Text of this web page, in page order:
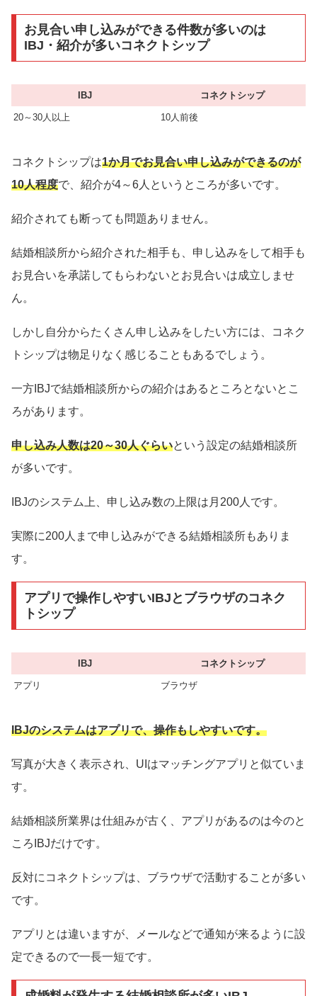
お見合い申し込みができる件数が多いのは
IBJ・紹介が多いコネクトシップ
IBJ コネクトシップ
20～30人以上 10人前後
コネクトシップは1か月でお見合い申し込みができるのが
10人程度で、紹介が4～6人というところが多いです。
紹介されても断っても問題ありません。
結婚相談所から紹介された相手も、申し込みをして相手も
お見合いを承諾してもらわないとお見合いは成立しませ
ん。
しかし自分からたくさん申し込みをしたい方には、コネク
トシップは物足りなく感じることもあるでしょう。
一方IBJで結婚相談所からの紹介はあるところとないとこ
ろがあります。
申し込み人数は20～30人ぐらいという設定の結婚相談所
が多いです。
IBJのシステム上、申し込み数の上限は月200人です。
実際に200人まで申し込みができる結婚相談所もありま
す。
アプリで操作しやすいIBJとブラウザのコネク
トシップ
IBJ コネクトシップ
アプリ ブラウザ
IBJのシステムはアプリで、操作もしやすいです。
写真が大きく表示され、UIはマッチングアプリと似ていま
す。
結婚相談所業界は仕組みが古く、アプリがあるのは今のと
ころIBJだけです。
反対にコネクトシップは、ブラウザで活動することが多い
です。
アプリとは違いますが、メールなどで通知が来るように設
定できるので一長一短です。